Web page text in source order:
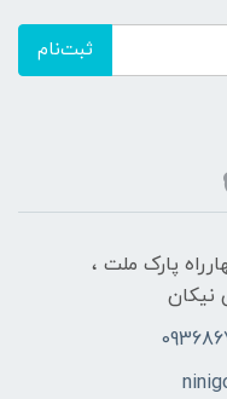
ثبت‌نام
پارک ملت ،
نیکان